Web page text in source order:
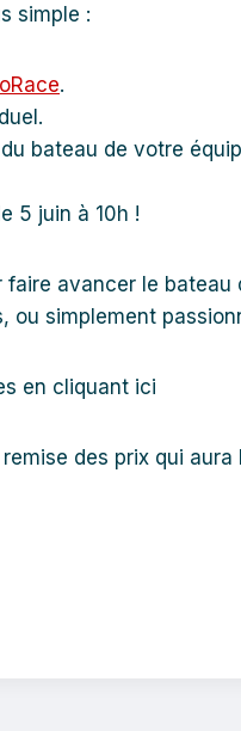
simple :
.
bateau de votre
5 juin à 10h !
avancer le
ou simplement
en cliquant ici
des prix qui